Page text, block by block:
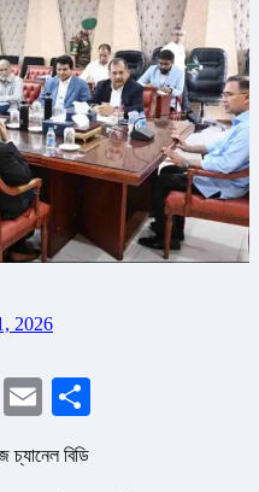
2026
LinkedIn
Email
চ্যানেল বিডি